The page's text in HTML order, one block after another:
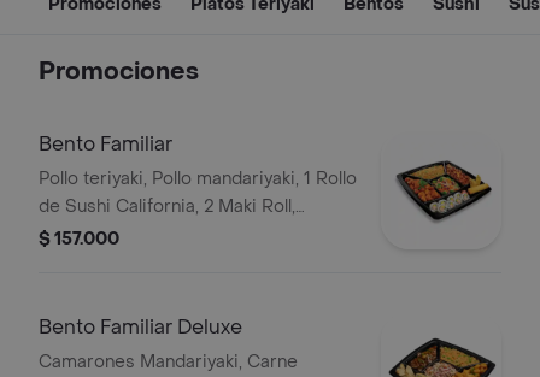
Promociones
Bento Familiar
Pollo teriyaki, Pollo mandariyaki, 1 Rollo
de Sushi California, 2 Maki Roll,
vegetales, Arroz blanco, Arroz
$ 157.000
Bento Familiar Deluxe
Camarones Mandariyaki, Carne